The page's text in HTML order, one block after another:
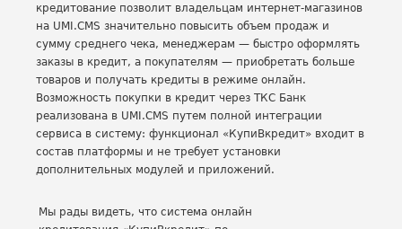
кредитование позволит владельцам интернет-магазинов
на UMI.CMS значительно повысить объем продаж и
сумму среднего чека, менеджерам — быстро оформлять
заказы в кредит, а покупателям — приобретать больше
товаров и получать кредиты в режиме онлайн.
Возможность покупки в кредит через ТКС Банк
реализована в UMI.CMS путем полной интеграции
сервиса в систему: функционал «КупиВкредит» входит в
состав платформы и не требует установки
дополнительных модулей и приложений.
Мы рады видеть, что система онлайн